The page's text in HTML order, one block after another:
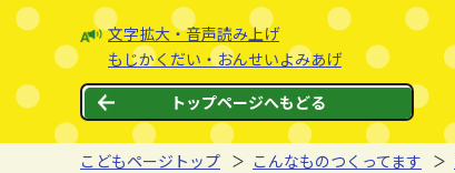
ページの先頭です。
本文へジャンプする。
文字拡大・音声読み上げ
もじかくだい・おんせいよみあげ
トップページへもどる
こどもページトップ こんなものつくってます